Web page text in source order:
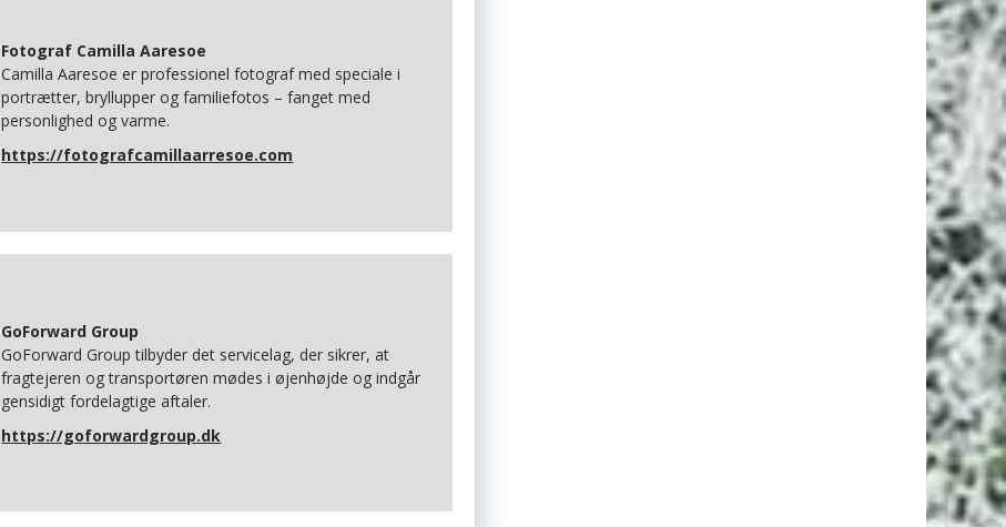
Fotograf Camilla Aaresoe
Camilla Aaresoe er professionel fotograf med speciale i
portrætter, bryllupper og familiefotos – fanget med
personlighed og varme.
https://fotografcamillaarresoe.com
GoForward Group
GoForward Group tilbyder det servicelag, der sikrer, at
fragtejeren og transportøren mødes i øjenhøjde og indgår
gensidigt fordelagtige aftaler.
https://goforwardgroup.dk